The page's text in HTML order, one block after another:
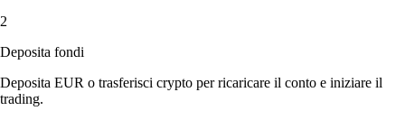
2
Deposita fondi
Deposita EUR o trasferisci crypto per ricaricare il conto e iniziare il
trading.